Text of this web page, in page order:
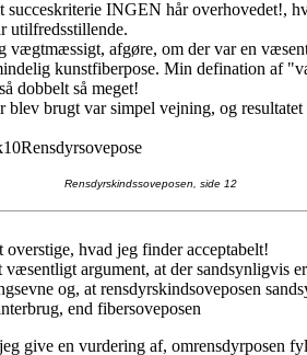
succeskriterie INGEN hår overhovedet!,
utilfredsstillende.
vægtmæssigt, afgøre, om der var en
kunstfiberpose. Min defination af
dobbelt så meget!
blev brugt var simpel vejning, og resultatet
Rensdyrsovepose
Rensdyrskindssoveposen, side 12
overstige, hvad jeg finder acceptabelt!
væsentligt argument, at der sandsynligvis
og, at rensdyrskindsoveposen
end fibersoveposen
give en vurdering af, omrensdyrposen